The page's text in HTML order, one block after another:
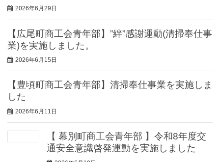
2026年6月29日
【広尾町商工会青年部】”絆”感謝運動(清掃奉仕事
業)を実施しました。
2026年6月15日
【豊頃町商工会青年部】清掃奉仕事業を実施しま
した
2026年6月11日
【 幕別町商工会青年部 】令和8年度交
通安全意識啓発運動を実施しました